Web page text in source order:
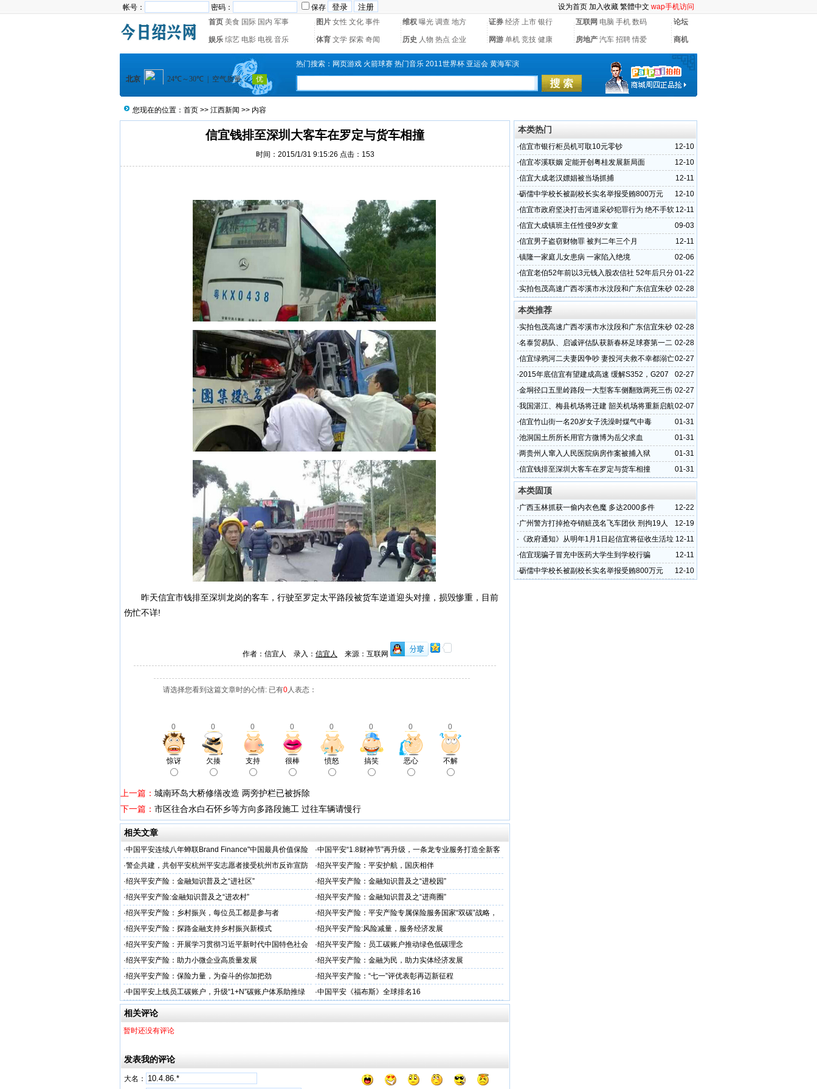
帐号： 密码： 保存 设为首页 加入收藏 繁體中文 wap手机访问
首页 美食 国际 国内 军事 图片 女性 文化 事件 维权 曝光 调查 地方 证券 经济 上市 银行 互联网 电脑 手机 数码 论坛
娱乐 综艺 电影 电视 音乐 体育 文学 探索 奇闻 历史 人物 热点 企业 网游 单机 竞技 健康 房地产 汽车 招聘 情爱 商机
热门搜索： 网页游戏 火箭球赛 热门音乐 2011世界杯 亚运会 黄海军演
您现在的位置： 首页 >> 江西新闻 >> 内容
信宜钱排至深圳大客车在罗定与货车相撞
时间：2015/1/31 9:15:26 点击： 153
昨天信宜市钱排至深圳龙岗的客车，行驶至罗定太平路段被货车逆道迎头对撞，损毁惨重，目前
伤忙不详!
作者：信宜人 录入： 信宜人 来源：互联网
请选择您看到这篇文章时的心情: 已有0人表态：
0 0 0 0 0 0 0 0
惊讶 欠揍 支持 很棒 愤怒 搞笑 恶心 不解
上一篇： 城南环岛大桥修缮改造 两旁护栏已被拆除
下一篇： 市区往合水白石怀乡等方向多路段施工 过往车辆请慢行
相关文章
·中国平安连续八年蝉联Brand Finance"中国最具价值保险
品牌"
·中国平安“1.8财神节”再升级，一条龙专业服务打造全新客
户体验
·警企共建，共创平安杭州平安志愿者接受杭州市反诈宣防
人才专项培训
·绍兴平安产险：平安护航，国庆相伴
·绍兴平安产险：金融知识普及之“进社区” ·绍兴平安产险：金融知识普及之“进校园”
·绍兴平安产险:金融知识普及之“进农村” ·绍兴平安产险：金融知识普及之“进商圈”
·绍兴平安产险：乡村振兴，每位员工都是参与者 ·绍兴平安产险：平安产险专属保险服务国家“双碳”战略，
护航绿色储能产业创新发展
·绍兴平安产险：探路金融支持乡村振兴新模式 ·绍兴平安产险:风险减量，服务经济发展
·绍兴平安产险：开展学习贯彻习近平新时代中国特色社会
主义思想主题教育
·绍兴平安产险：员工碳账户推动绿色低碳理念
·绍兴平安产险：助力小微企业高质量发展 ·绍兴平安产险：金融为民，助力实体经济发展
·绍兴平安产险：保险力量，为奋斗的你加把劲 ·绍兴平安产险：“七一”评优表彰再迈新征程
·中国平安上线员工碳账户，升级“1+N”碳账户体系助推绿
色发展
·中国平安《福布斯》全球排名16
相关评论
暂时还没有评论
发表我的评论
大名：
本类热门
12-10
·信宜市银行柜员机可取10元零钞
12-10
·信宜岑溪联姻 定能开创粤桂发展新局面
12-11
·信宜大成老汉嫖娼被当场抓捕
12-10
·砺儒中学校长被副校长实名举报受贿800万元
12-11
·信宜市政府坚决打击河道采砂犯罪行为 绝不手软
09-03
·信宜大成镇班主任性侵9岁女童
12-11
·信宜男子盗窃财物罪 被判二年三个月
02-06
·镇隆一家庭儿女患病 一家陷入绝境
01-22
·信宜老伯52年前以3元钱入股农信社 52年后只分
得5元股金
02-28
·实拍包茂高速广西岑溪市水汶段和广东信宜朱砂
段的现状
本类推荐
02-28
·实拍包茂高速广西岑溪市水汶段和广东信宜朱砂
段的现状
02-28
·名泰贸易队、启诚评估队获新春杯足球赛第一二
名
02-27
·信宜绿鸦河二夫妻因争吵 妻投河夫救不幸都溺亡
02-27
·2015年底信宜有望建成高速 缓解S352，G207
的交通压
02-27
·金垌径口五里岭路段一大型客车侧翻致两死三伤
02-07
·我国湛江、梅县机场将迁建 韶关机场将重新启航
01-31
·信宜竹山街一名20岁女子洗澡时煤气中毒
01-31
·池洞国土所所长用官方微博为岳父求血
01-31
·两贵州人窜入人民医院病房作案被捕入狱
01-31
·信宜钱排至深圳大客车在罗定与货车相撞
本类固顶
12-22
·广西玉林抓获一偷内衣色魔 多达2000多件
12-19
·广州警方打掉抢夺销赃茂名飞车团伙 刑拘19人
12-11
· 《政府通知》从明年1月1日起信宜将征收生活垃
圾处理费
12-11
·信宜现骗子冒充中医药大学生到学校行骗
12-10
·砺儒中学校长被副校长实名举报受贿800万元